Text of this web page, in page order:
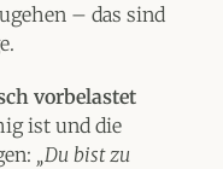
– das sind
vorbelastet
ist und die
„Du bist zu